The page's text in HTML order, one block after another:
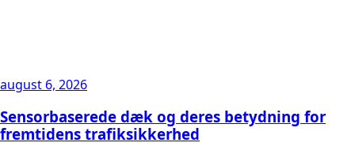
august 6, 2026
Sensorbaserede dæk og deres betydning for
fremtidens trafiksikkerhed